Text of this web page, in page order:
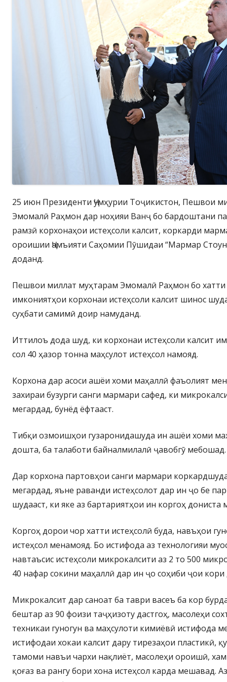
25 июн Президенти Ҷумҳурии Тоҷикистон, Пешвои
Эмомалӣ Раҳмон дар ноҳияи Ванҷ бо бардоштани
рамзӣ корхонаҳои истеҳсоли калсит, коркарди
ороишии Ҷамъияти Саҳомии Пӯшидаи “Мармар
доданд.
Пешвои миллат муҳтарам Эмомалӣ Раҳмон бо хатти
имкониятҳои корхонаи истеҳсоли калсит шинос
суҳбати самимӣ доир намуданд.
Иттилоъ дода шуд, ки корхонаи истеҳсоли калсит
сол 40 ҳазор тонна маҳсулот истеҳсол намояд.
Корхона дар асоси ашёи хоми маҳаллӣ фаъолият
захираи бузурги санги мармари сафед, ки
мегардад, бунёд ёфтааст.
Тибқи озмоишҳои гузаронидашуда ин ашёи хоми
дошта, ба талаботи байналмилалӣ ҷавобгӯ мебошад.
Дар корхона партовҳои санги мармари
мегардад, яъне раванди истеҳсолот дар ин ҷо бе
шудааст, ки яке аз бартариятҳои ин коргоҳ дониста
Коргоҳ дорои чор хатти истеҳсолӣ буда, навъҳои
истеҳсол менамояд. Бо истифода аз технологияи
навтаъсис истеҳсоли микрокалсити аз 2 то 500
40 нафар сокини маҳаллӣ дар ин ҷо соҳиби ҷои
Микрокалсит дар саноат ба таври васеъ ба кор
бештар аз 90 фоизи таҷҳизоту дастгоҳ, масолеҳи
техникаи гуногун ва маҳсулоти кимиёвӣ истифода
истифодаи хокаи калсит дару тирезаҳои пластикӣ,
тамоми навъи чархи нақлиёт, масолеҳи ороишӣ,
қоғаз ва рангу бори хона истеҳсол карда мешавад.